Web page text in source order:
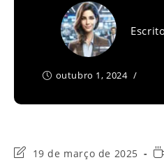
outubro 1, 2024
Última19 de março de 2025